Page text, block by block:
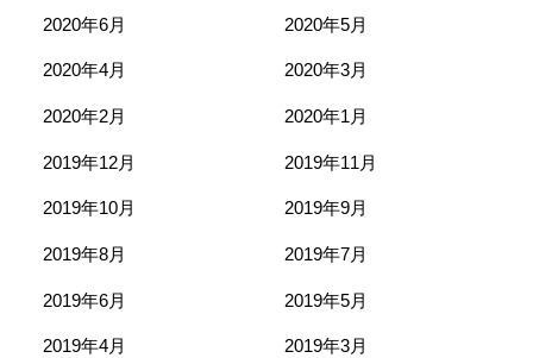
2020年6月 2020年5月
2020年4月 2020年3月
2020年2月 2020年1月
2019年12月 2019年11月
2019年10月 2019年9月
2019年8月 2019年7月
2019年6月 2019年5月
2019年4月 2019年3月